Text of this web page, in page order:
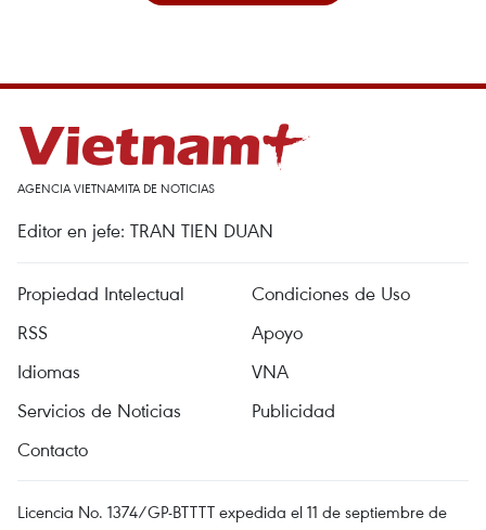
AGENCIA VIETNAMITA DE NOTICIAS
Editor en jefe: TRAN TIEN DUAN
Propiedad Intelectual
Condiciones de Uso
RSS
Apoyo
Idiomas
VNA
Servicios de Noticias
Publicidad
Contacto
Licencia No. 1374/GP-BTTTT expedida el 11 de septiembre de